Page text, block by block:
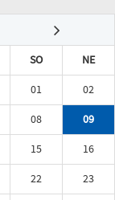
SO
NE
01
02
08
09
15
16
22
23